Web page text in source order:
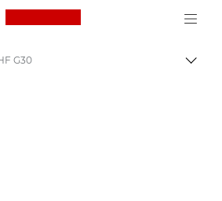
Canon Logo, back to
G30